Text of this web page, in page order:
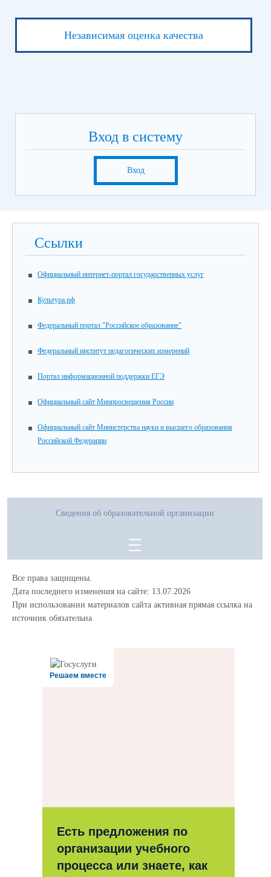
Независимая оценка качества
Вход в систему
Вход
Ссылки
Официальный интернет-портал государственных услуг
Культура.рф
Федеральный портал "Российское образование"
Федеральный институт педагогических измерений
Портал информационной поддержки ЕГЭ
Официальный сайт Минпросвещения России
Официальный сайт Министерства науки и высшего образования
Российской Федерации
Сведения об образовательной организации
Все права защищены.
Дата последнего изменения на сайте: 13.07.2026
При использовании материалов сайта активная прямая ссылка на
источник обязательна
Решаем вместе
Есть предложения по
организации учебного
процесса или знаете, как